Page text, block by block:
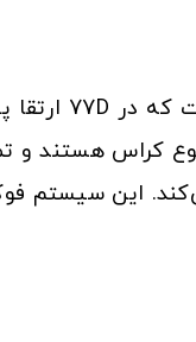
این سیستم